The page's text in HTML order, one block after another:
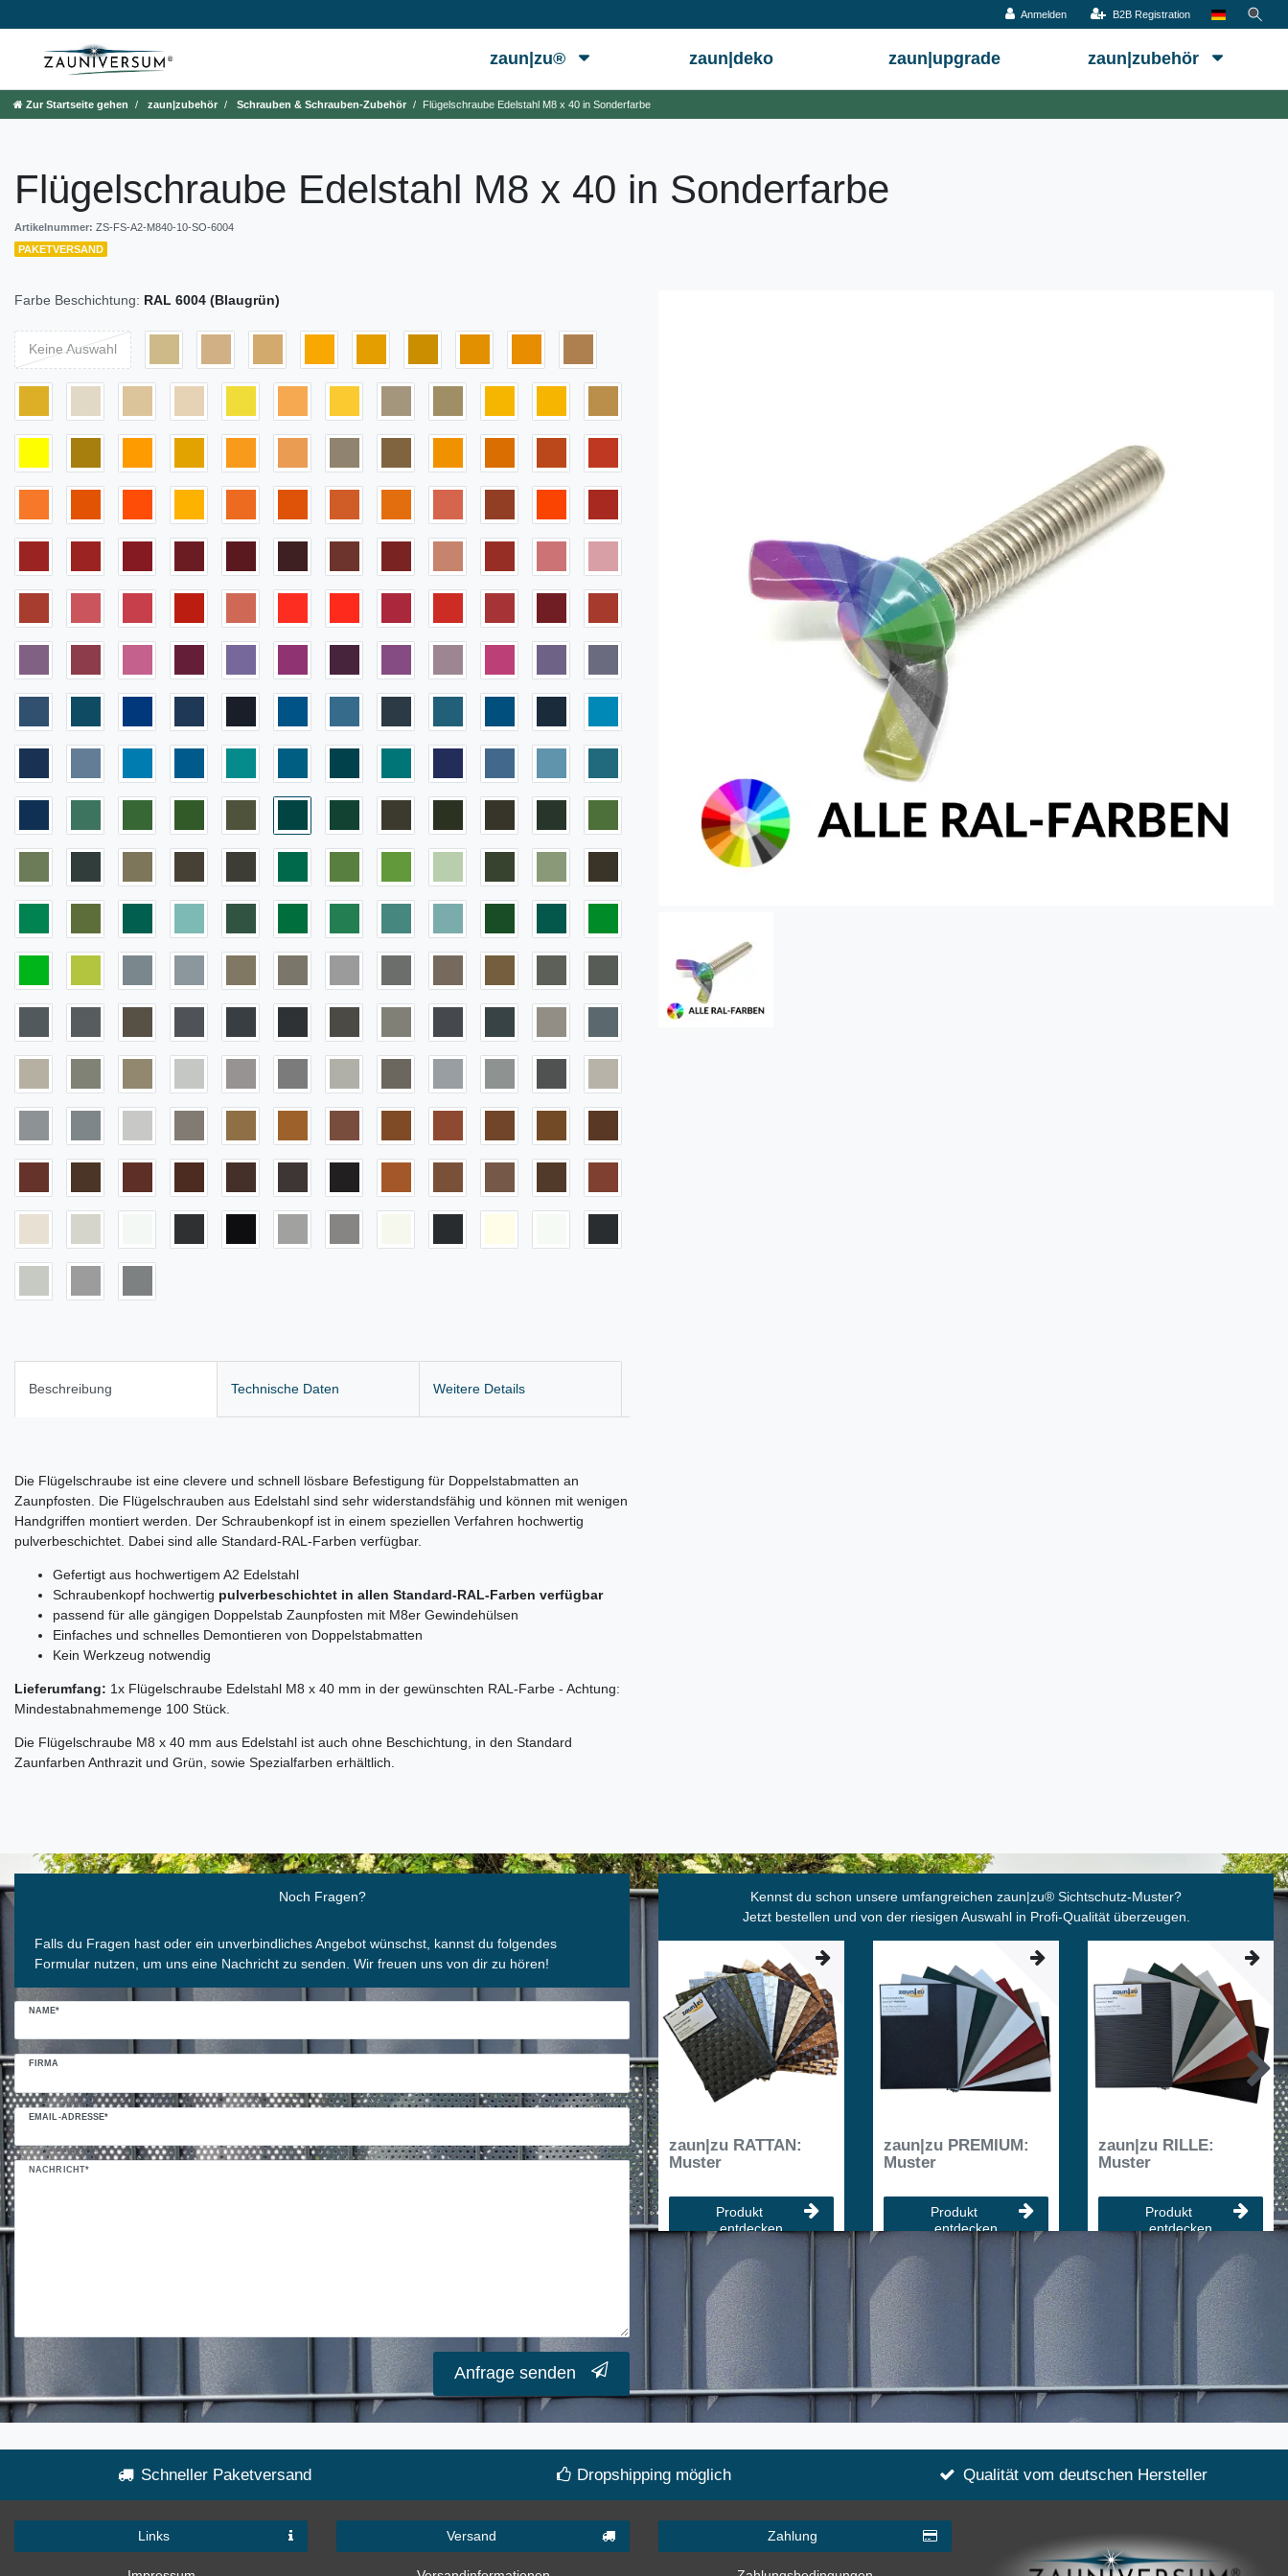
Anmelden B2B Registration
zaun|zu® zaun|deko zaun|upgrade zaun|zubehör
Zur Startseite gehen zaun|zubehör Schrauben & Schrauben-Zubehör Flügelschraube Edelstahl M8 x 40 in Sonderfarbe
Flügelschraube Edelstahl M8 x 40 in Sonderfarbe
Artikelnummer: ZS-FS-A2-M840-10-SO-6004
PAKETVERSAND
Farbe Beschichtung: RAL 6004 (Blaugrün)
Keine Auswahl
Beschreibung Technische Daten Weitere Details
Die Flügelschraube ist eine clevere und schnell lösbare Befestigung für Doppelstabmatten an
Zaunpfosten. Die Flügelschrauben aus Edelstahl sind sehr widerstandsfähig und können mit wenigen
Handgriffen montiert werden. Der Schraubenkopf ist in einem speziellen Verfahren hochwertig
pulverbeschichtet. Dabei sind alle Standard-RAL-Farben verfügbar.
Gefertigt aus hochwertigem A2 Edelstahl
Schraubenkopf hochwertig pulverbeschichtet in allen Standard-RAL-Farben verfügbar
passend für alle gängigen Doppelstab Zaunpfosten mit M8er Gewindehülsen
Einfaches und schnelles Demontieren von Doppelstabmatten
Kein Werkzeug notwendig
Lieferumfang: 1x Flügelschraube Edelstahl M8 x 40 mm in der gewünschten RAL-Farbe - Achtung:
Mindestabnahmemenge 100 Stück.
Die Flügelschraube M8 x 40 mm aus Edelstahl ist auch ohne Beschichtung, in den Standard
Zaunfarben Anthrazit und Grün, sowie Spezialfarben erhältlich.
Noch Fragen?
Falls du Fragen hast oder ein unverbindliches Angebot wünschst, kannst du folgendes
Formular nutzen, um uns eine Nachricht zu senden. Wir freuen uns von dir zu hören!
NAME*
FIRMA
EMAIL-ADRESSE*
NACHRICHT*
Ceres::Template.mailFormHoneypotLabel
Anfrage senden
Kennst du schon unsere umfangreichen zaun|zu® Sichtschutz-Muster?
Jetzt bestellen und von der riesigen Auswahl in Profi-Qualität überzeugen.
zaun|zu RATTAN:
Muster
Produkt
entdecken
zaun|zu PREMIUM:
Muster
Produkt
entdecken
zaun|zu RILLE:
Muster
Produkt
entdecken
Schneller Paketversand Dropshipping möglich Qualität vom deutschen Hersteller
Links Versand Zahlung